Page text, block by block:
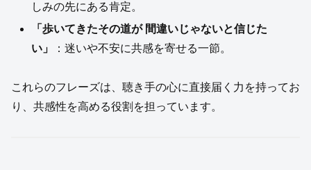
しみの先にある肯定。
「歩いてきたその道が 間違いじゃないと信じた
い」
：迷いや不安に共感を寄せる一節。
これらのフレーズは、聴き手の心に直接届く力を持ってお
り、共感性を高める役割を担っています。